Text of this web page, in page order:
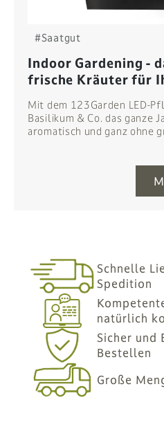
#Saatgut
Indoor Gardening -
frische Kräuter für
Mit dem 123Garden LED-
Basilikum & Co. das ganze
aromatisch und ganz ohne
Schnelle
Spedition
natürlich
Sicher und
Bestellen
Große